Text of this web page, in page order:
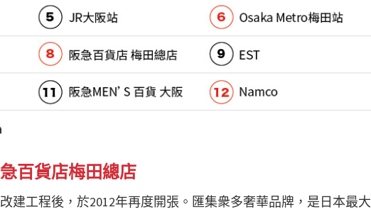
百貨店梅田總店
建工程後，於2012年再度開張。匯集衆多奢華品牌，是日本最大